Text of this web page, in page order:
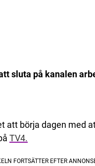
sluta på kanalen
att börja dagen med
TV4.